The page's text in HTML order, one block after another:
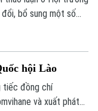
vi vi phạm.
bổ sung một số
giao dịch đáng ngờ
mã hóa theo từng
sở pháp lý cho việc
hội Lào
tiếc đồng chí
và xuất phát